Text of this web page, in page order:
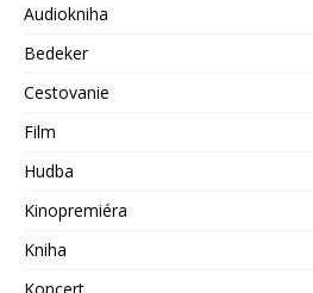
Audiokniha
Bedeker
Cestovanie
Film
Hudba
Kinopremiéra
Kniha
Koncert